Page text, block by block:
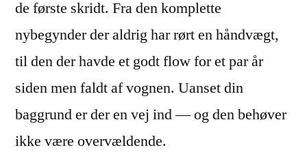
de første skridt. Fra den komplette
nybegynder der aldrig har rørt en håndvægt,
til den der havde et godt flow for et par år
siden men faldt af vognen. Uanset din
baggrund er der en vej ind — og den behøver
ikke være overvældende.